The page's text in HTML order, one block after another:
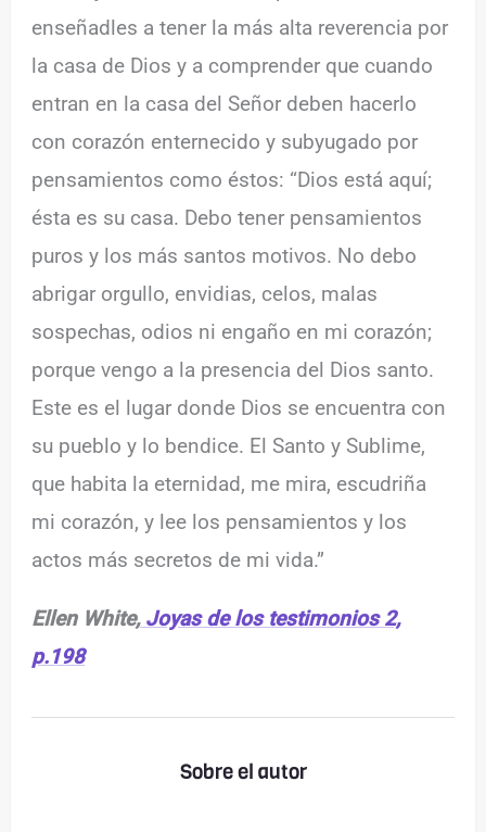
enseñadles a tener la más alta reverencia por
la casa de Dios y a comprender que cuando
entran en la casa del Señor deben hacerlo
con corazón enternecido y subyugado por
pensamientos como éstos: “Dios está aquí;
ésta es su casa. Debo tener pensamientos
puros y los más santos motivos. No debo
abrigar orgullo, envidias, celos, malas
sospechas, odios ni engaño en mi corazón;
porque vengo a la presencia del Dios santo.
Este es el lugar donde Dios se encuentra con
su pueblo y lo bendice. El Santo y Sublime,
que habita la eternidad, me mira, escudriña
mi corazón, y lee los pensamientos y los
actos más secretos de mi vida.”
Ellen White,Joyas de los testimonios 2,
p.198
Sobre el autor